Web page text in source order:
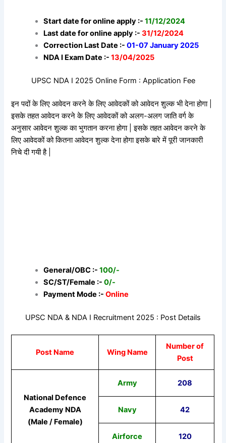
Start date for online apply :- 11/12/2024
Last date for online apply :- 31/12/2024
Correction Last Date :-01-07 January 2025
NDA I Exam Date :- 13/04/2025
UPSC NDA I 2025 Online Form : Application Fee
इन पदों के लिए आवेदन करने के लिए आवेदकों को आवेदन शुल्क भी देना होगा |
इसके तहत आवेदन करने के लिए आवेदकों को अलग-अलग जाति वर्ग के
अनुसार आवेदन शुल्क का भुगतान करना होगा | इसके तहत आवेदन करने के
लिए आवेदकों को कितना आवेदन शुल्क देना होगा इसके बारे में पूरी जानकारी
निचे दी गयी है |
General/OBC :- 100/-
SC/ST/Female :-0/-
Payment Mode :-Online
UPSC NDA & NDA I Recruitment 2025 : Post Details
Post Name Wing Name
Number of
Post
National Defence
Academy NDA
(Male / Female)
Army 208
Navy 42
Airforce 120